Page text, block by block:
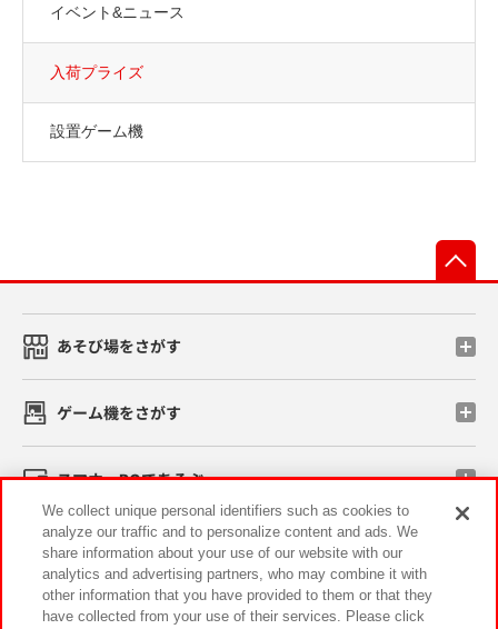
イベント&ニュース
入荷プライズ
設置ゲーム機
あそび場をさがす
ゲーム機をさがす
スマホ・PCであそぶ
イベント・キャンペーン
We collect unique personal identifiers such as cookies to
analyze our traffic and to personalize content and ads. We
share information about your use of our website with our
analytics and advertising partners, who may combine it with
other information that you have provided to them or that they
have collected from your use of their services. Please click